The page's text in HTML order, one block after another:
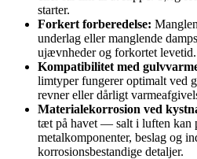
starter.
Forkert forberedelse:
underlag eller manglende
ujævnheder og forkortet levetid.
Kompatibilitet med
limtyper fungerer optimalt ved
revner eller dårligt
Materialekorrosion ved
tæt på havet — salt i luften kan
metalkomponenter, beslag og
korrosionsbestandige detaljer.